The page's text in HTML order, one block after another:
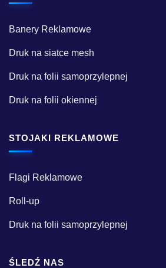
Banery Reklamowe
Druk na siatce mesh
Druk na folii samoprzylepnej
Druk na folii okiennej
STOJAKI REKLAMOWE
Flagi Reklamowe
Roll-up
Druk na folii samoprzylepnej
ŚLEDŹ NAS